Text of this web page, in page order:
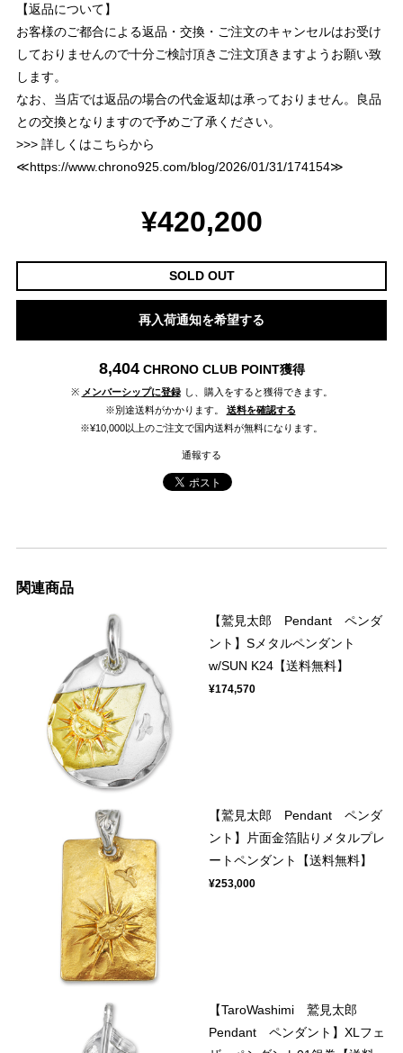
【返品について】
お客様のご都合による返品・交換・ご注文のキャンセルはお受け
しておりませんので十分ご検討頂きご注文頂きますようお願い致
します。
なお、当店では返品の場合の代金返却は承っておりません。良品
との交換となりますので予めご了承ください。
>>> 詳しくはこちらから
≪https://www.chrono925.com/blog/2026/01/31/174154≫
¥420,200
SOLD OUT
再入荷通知を希望する
8,404 CHRONO CLUB POINT獲得
※ メンバーシップに登録 し、購入をすると獲得できます。
※別途送料がかかります。
送料を確認する
※¥10,000以上のご注文で国内送料が無料になります。
通報する
関連商品
【鷲見太郎 Pendant ペンダ
ント】Sメタルペンダント
w/SUN K24【送料無料】
¥174,570
【鷲見太郎 Pendant ペンダ
ント】片面金箔貼りメタルプレ
ートペンダント【送料無料】
¥253,000
【TaroWashimi 鷲見太郎
Pendant ペンダント】XLフェ